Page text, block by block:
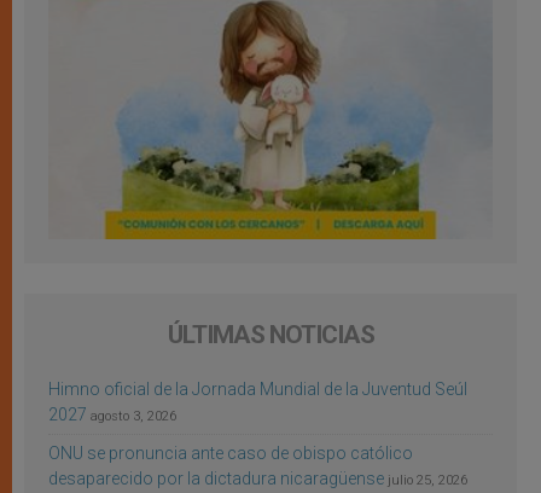
ÚLTIMAS NOTICIAS
Himno oficial de la Jornada Mundial de la Juventud Seúl
2027 agosto 3, 2026
ONU se pronuncia ante caso de obispo católico
desaparecido por la dictadura nicaragüense julio 25, 2026